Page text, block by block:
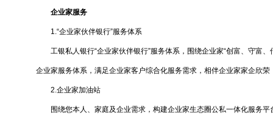
企业家服务
1.“企业家伙伴银行”服务体系
工银私人银行“企业家伙伴银行”服务体系，围绕企业家“创富、守富、
企业家服务体系，满足企业家客户综合化服务需求，相伴企业家家企欣荣
2.企业家加油站
围绕您本人、家庭及企业需求，构建企业家生态圈公私一体化服务平